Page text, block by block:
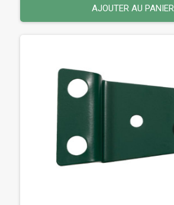
AJOUTER AU PANIER